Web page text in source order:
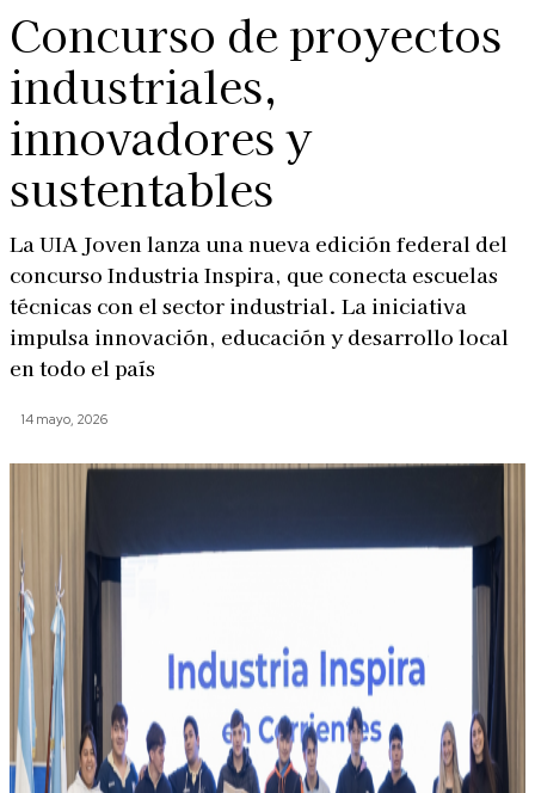
Concurso de proyectos
industriales,
innovadores y
sustentables
La UIA Joven lanza una nueva edición federal del
concurso Industria Inspira, que conecta escuelas
técnicas con el sector industrial. La iniciativa
impulsa innovación, educación y desarrollo local
en todo el país
14 mayo, 2026